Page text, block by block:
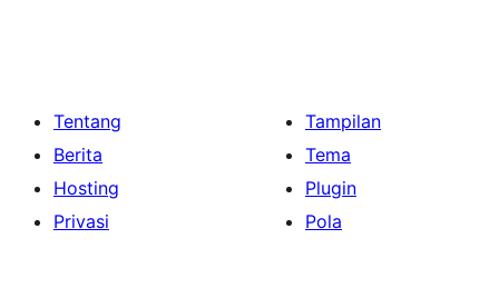
Tentang
Berita
Hosting
Privasi
Tampilan
Tema
Plugin
Pola